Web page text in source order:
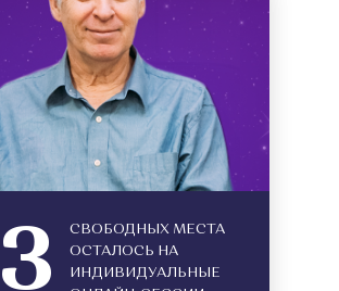
СВОБОДНЫХ МЕСТА
ОСТАЛОСЬ НА
ИНДИВИДУАЛЬНЫЕ